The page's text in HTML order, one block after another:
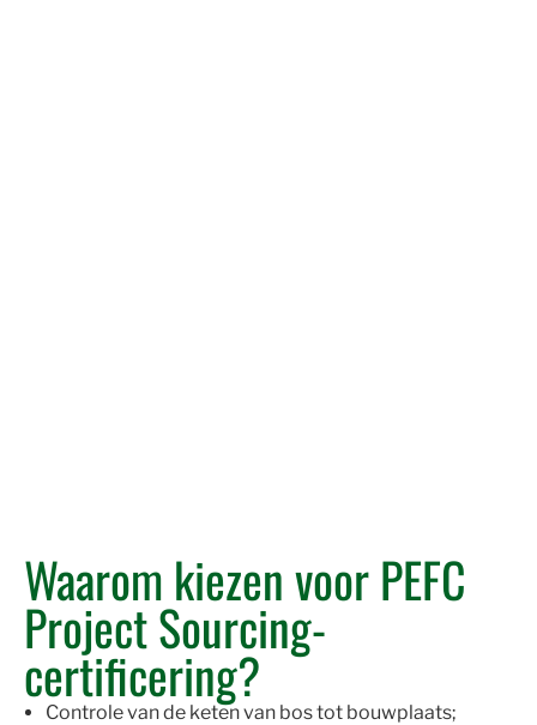
Waarom kiezen voor PEFC
Project Sourcing-
certificering?
Controle van de keten van bos tot bouwplaats;